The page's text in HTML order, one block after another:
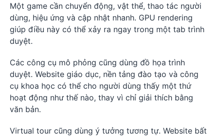
Một game cần chuyển động, vật thể, thao tác người
dùng, hiệu ứng và cập nhật nhanh. GPU rendering
giúp điều này có thể xảy ra ngay trong một tab trình
duyệt.
Các công cụ mô phỏng cũng dùng đồ họa trình
duyệt. Website giáo dục, nền tảng đào tạo và công
cụ khoa học có thể cho người dùng thấy một thứ
hoạt động như thế nào, thay vì chỉ giải thích bằng
văn bản.
Virtual tour cũng dùng ý tưởng tương tự. Website bất